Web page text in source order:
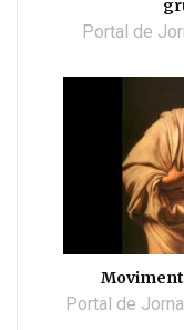
Portal de
Portal de